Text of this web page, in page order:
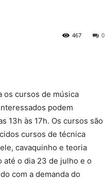
0
467
os cursos de música
podem
13h às 17h. Os cursos são
cursos de técnica
cavaquinho e teoria
até o dia 23 de julho e o
com a demanda do